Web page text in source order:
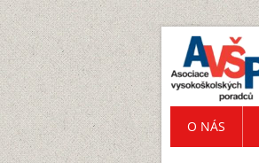
O NÁS